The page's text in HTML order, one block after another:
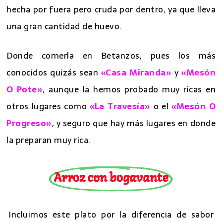
hecha por fuera pero cruda por dentro, ya que lleva
una gran cantidad de huevo.
Donde comerla en Betanzos, pues los más
conocidos quizás sean «Casa Miranda» y«Mesón
O Pote», aunque la hemos probado muy ricas en
otros lugares como«La Travesía» o el«Mesón O
Progreso», y seguro que hay más lugares en donde
la preparan muy rica.
Arroz con bogavante
Incluimos este plato por la diferencia de sabor